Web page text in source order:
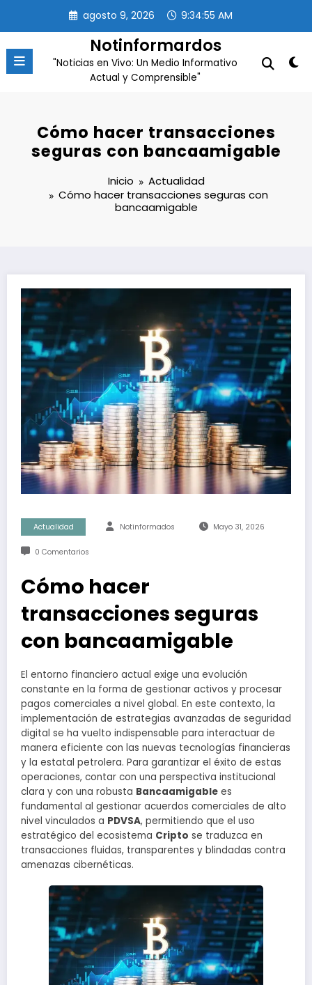
contenido
agosto 9, 2026 9:34:56 AM
Notinformardos
"Noticias en Vivo: Un Medio Informativo
Actual y Comprensible"
Cómo hacer transacciones
seguras con bancaamigable
Inicio
Actualidad
Cómo hacer transacciones seguras con
bancaamigable
Actualidad Notinformados Mayo 31, 2026
0 Comentarios
Cómo hacer
transacciones seguras
con bancaamigable
El entorno financiero actual exige una evolución
constante en la forma de gestionar activos y procesar
pagos comerciales a nivel global. En este contexto, la
implementación de estrategias avanzadas de seguridad
digital se ha vuelto indispensable para interactuar de
manera eficiente con las nuevas tecnologías financieras
y la estatal petrolera. Para garantizar el éxito de estas
operaciones, contar con una perspectiva institucional
clara y con una robusta Bancaamigable es
fundamental al gestionar acuerdos comerciales de alto
nivel vinculados a PDVSA, permitiendo que el uso
estratégico del ecosistema Cripto se traduzca en
transacciones fluidas, transparentes y blindadas contra
amenazas cibernéticas.